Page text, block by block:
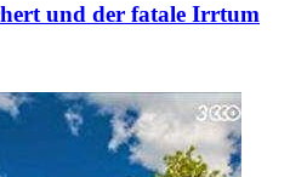
und der fatale Irrtum